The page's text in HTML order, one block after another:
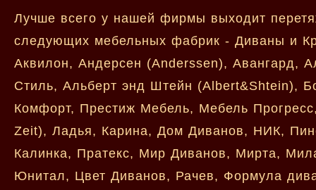
Лучше всего у нашей фирмы выходит
следующих мебельных фабрик - Диваны и
Аквилон, Андерсен (Anderssen), Авангард,
Стиль, Альберт энд Штейн (Albert&Shtein),
Комфорт, Престиж Мебель, Мебель
Zeit), Ладья, Карина, Дом Диванов, НИК,
Калинка, Пратекс, Мир Диванов, Мирта,
Юнитал, Цвет Диванов, Рачев, Формула